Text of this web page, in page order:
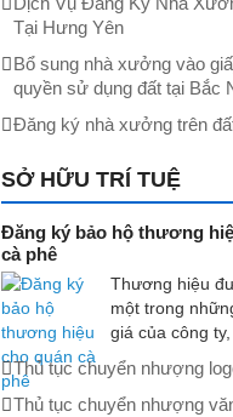
Tại Hưng Yên
Bổ sung nhà xưởng vào
quyền sử dụng đất tại Bắc
Đăng ký nhà xưởng trên
SỞ HỮU TRÍ TUỆ
Đăng ký bảo hộ thương
cà phê
Thương hiệu
một trong
giá của công ty,
Thủ tục chuyển nhượng
Thủ tục chuyển nhượng